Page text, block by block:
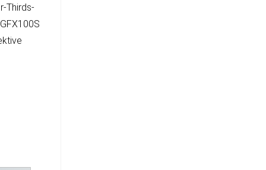
Thirds-